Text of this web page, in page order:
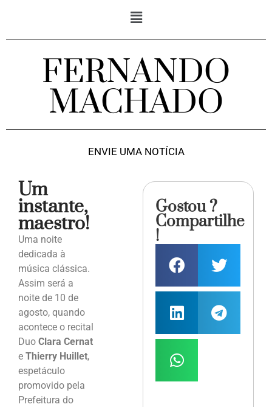
FERNANDO
MACHADO
ENVIE UMA NOTÍCIA
Um
instante,
maestro!
Uma noite
dedicada à
música clássica.
Assim será a
noite de 10 de
agosto, quando
acontece o recital
Duo Clara Cernat
e Thierry Huillet,
espetáculo
promovido pela
Prefeitura do
Gostou ?
Compartilhe
!